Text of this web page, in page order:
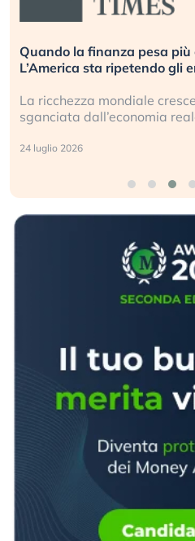
Quando la finanza pesa più
L’America sta ripetendo gli
La ricchezza mondiale
sganciata dall’economia
24 luglio 2026